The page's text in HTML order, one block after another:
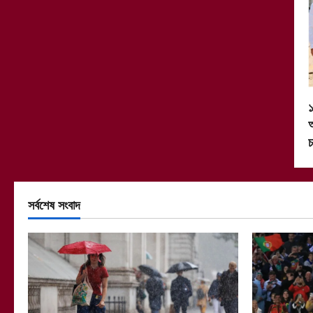
i
i
সর্বশেষ সংবাদ